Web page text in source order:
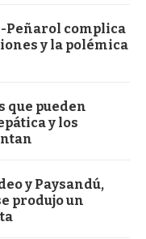
Peñarol complica
y la polémica
que pueden
y los
y Paysandú,
produjo un